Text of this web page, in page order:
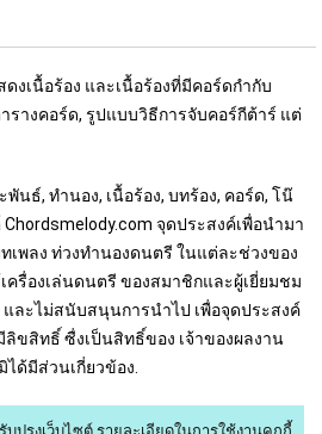
ดงเนื้อร้อง และเนื้อร้องที่มีคอร์ดกำกับ
รางคอร์ด, รูปแบบวิธีการจับคอร์กีต้าร์ แต่
นธ์, ทำนอง, เนื้อร้อง, บทร้อง, คอร์ด, โน๊
จุดประสงค์เพื่อนำมา
เพลง ท่วงทำนองดนตรี ในแต่ละช่วงของ
ครื่องเล่นดนตรี ของสมาชิกและผู้เยี่ยมชม
และไม่สนับสนุนการนำไป เพื่อจุดประสงค์
ลิขสิทธิ์ ซื่งเป็นสิทธิ์ของ เจ้าของผลงาน
ด้มีส่วนเกี่ยวข้อง.